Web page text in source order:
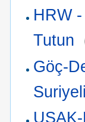
HRW -
Tutun
Göç-